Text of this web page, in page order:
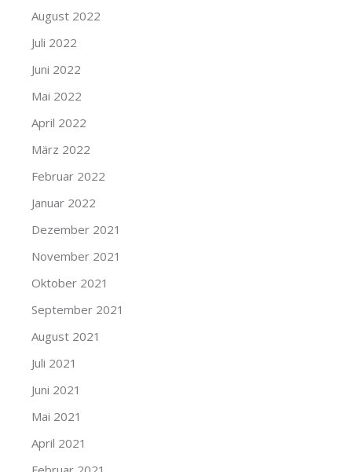
August 2022
Juli 2022
Juni 2022
Mai 2022
April 2022
März 2022
Februar 2022
Januar 2022
Dezember 2021
November 2021
Oktober 2021
September 2021
August 2021
Juli 2021
Juni 2021
Mai 2021
April 2021